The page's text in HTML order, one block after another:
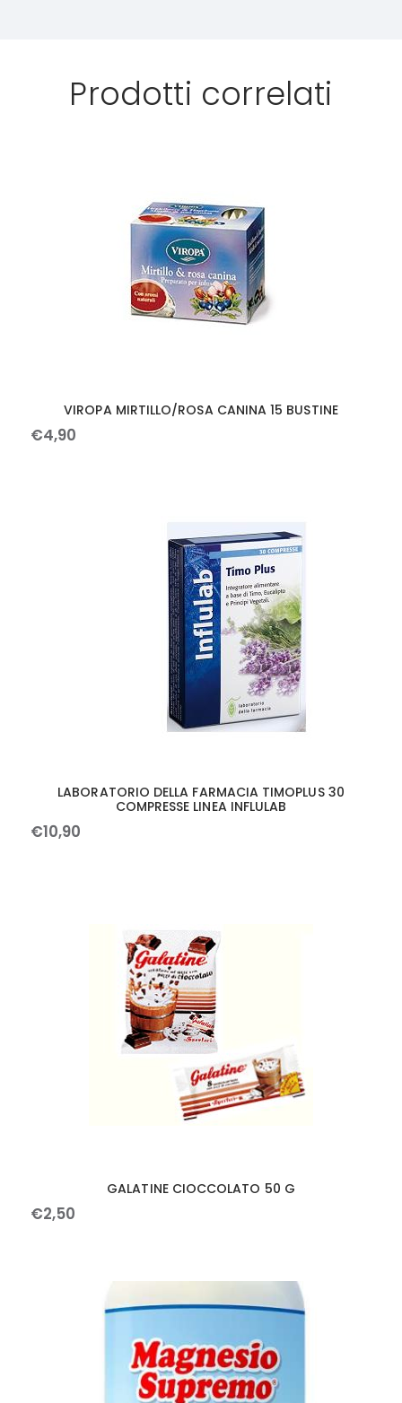
Prodotti correlati
VIROPA MIRTILLO/ROSA CANINA 15 BUSTINE
€4,90
LABORATORIO DELLA FARMACIA TIMOPLUS 30
COMPRESSE LINEA INFLULAB
€10,90
GALATINE CIOCCOLATO 50 G
€2,50